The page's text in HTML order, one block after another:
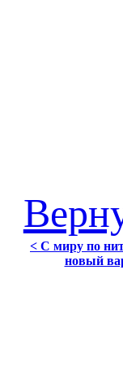
< С миру по
новый